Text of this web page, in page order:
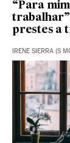
“Para
prestes a
IRENE SIERRA (S